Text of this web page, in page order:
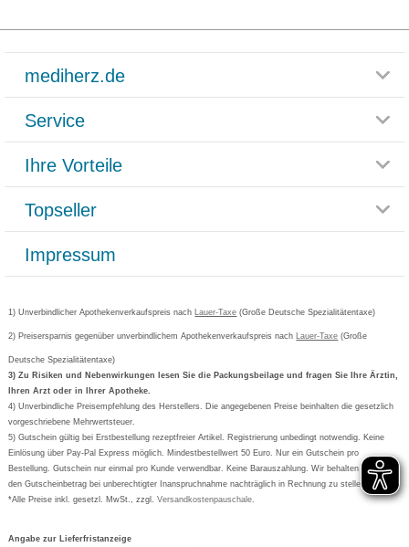
mediherz.de
Glossar
Häufig gestellte Fragen
Datenschutz
AGB
Cookie-Einstellungen
Vertrag widerrufen
Service
Rücksendemöglichkeit
Paketlieferstatus
Versandkosten
Bestellschein ausfüllen
Newsletteranmeldung
Ihre Vorteile
Rezeptlieferung
Bonusprogramm
Gutschein und Rabatte
Kundenbewertung
Topseller
Grippostad
Bepanthen
Formoline
Wick
Eucerin
Basica
Impressum
1) Unverbindlicher Apothekenverkaufspreis nach Lauer-Taxe (Große Deutsche Spezialitätentaxe)
2) Preisersparnis gegenüber unverbindlichem Apothekenverkaufspreis nach Lauer-Taxe (Große
Deutsche Spezialitätentaxe)
3) Zu Risiken und Nebenwirkungen lesen Sie die Packungsbeilage und fragen Sie Ihre Ärztin,
Ihren Arzt oder in Ihrer Apotheke.
4) Unverbindliche Preisempfehlung des Herstellers. Die angegebenen Preise beinhalten die gesetzlich
vorgeschriebene Mehrwertsteuer.
5) Gutschein gültig bei Erstbestellung rezeptfreier Artikel. Registrierung unbedingt notwendig. Keine
Einlösung über Pay-Pal Express möglich. Mindestbestellwert 50 Euro. Nur ein Gutschein pro
Bestellung. Gutschein nur einmal pro Kunde verwendbar. Keine Barauszahlung. Wir behalten uns vor,
den Gutscheinbetrag bei unberechtigter Inanspruchnahme nachträglich in Rechnung zu stellen.
*Alle Preise inkl. gesetzl. MwSt., zzgl.Versandkostenpauschale.
Angabe zur Lieferfristanzeige